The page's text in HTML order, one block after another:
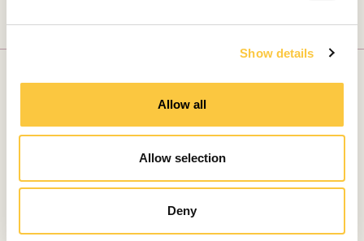
t
Show details
Allow all
Allow selection
Deny
EXPERTOS
DISEÑEN TU
CHARTER DE
YATE SOÑADO
Conéctate con nuestros expertos